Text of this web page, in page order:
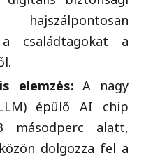
hajszálpontosan
családtagokat a
elemzés: A nagy
épülő AI chip
másodperc alatt,
dolgozza fel a